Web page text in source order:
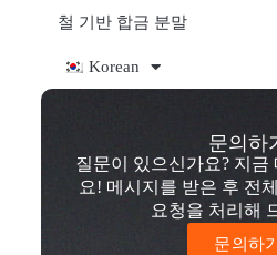
철 기반 합금 분말
Korean
문의하
질문이 있으신가요? 지금
요! 메시지를 받은 후 전
요청을 처리해
문의하기